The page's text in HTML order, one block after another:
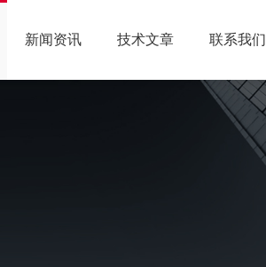
新闻资讯 技术文章 联系我们